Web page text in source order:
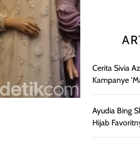
Cerita Sivia
Kampanye
Ayudia Bing
Hijab